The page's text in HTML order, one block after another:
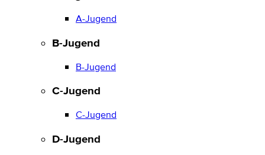
A-Jugend
B-Jugend
B-Jugend
C-Jugend
C-Jugend
D-Jugend